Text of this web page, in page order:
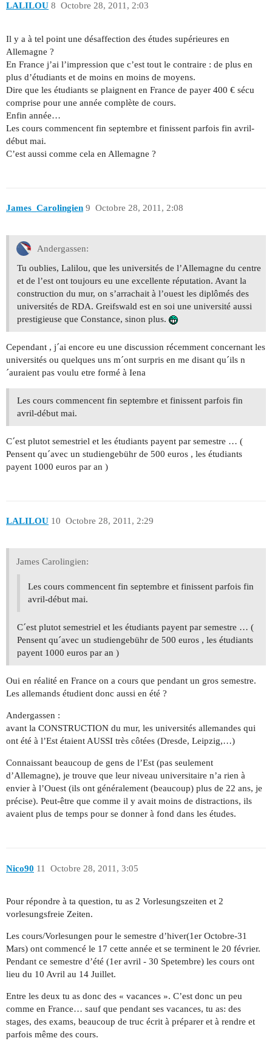
LALILOU Octobre 28, 2011, 2:03
8
Il y a à tel point une désaffection des études supérieures en
Allemagne ?
En France j’ai l’impression que c’est tout le contraire : de plus en
plus d’étudiants et de moins en moins de moyens.
Dire que les étudiants se plaignent en France de payer 400 € sécu
comprise pour une année complète de cours.
Enfin année…
Les cours commencent fin septembre et finissent parfois fin avril-
début mai.
C’est aussi comme cela en Allemagne ?
James_Carolingien Octobre 28, 2011, 2:08
9
Andergassen:
Tu oublies, Lalilou, que les universités de l’Allemagne du centre
et de l’est ont toujours eu une excellente réputation. Avant la
construction du mur, on s’arrachait à l’ouest les diplômés des
universités de RDA. Greifswald est en soi une université aussi
prestigieuse que Constance, sinon plus.
Cependant , j´ai encore eu une discussion récemment concernant les
universités ou quelques uns m´ont surpris en me disant qu´ils n
´auraient pas voulu etre formé à Iena
Les cours commencent fin septembre et finissent parfois fin
avril-début mai.
C´est plutot semestriel et les étudiants payent par semestre … (
Pensent qu´avec un studiengebühr de 500 euros , les étudiants
payent 1000 euros par an )
LALILOU Octobre 28, 2011, 2:29
10
James Carolingien:
Les cours commencent fin septembre et finissent parfois fin
avril-début mai.
C´est plutot semestriel et les étudiants payent par semestre … (
Pensent qu´avec un studiengebühr de 500 euros , les étudiants
payent 1000 euros par an )
Oui en réalité en France on a cours que pendant un gros semestre.
Les allemands étudient donc aussi en été ?
Andergassen :
avant la CONSTRUCTION du mur, les universités allemandes qui
ont été à l’Est étaient AUSSI très côtées (Dresde, Leipzig,…)
Connaissant beaucoup de gens de l’Est (pas seulement
d’Allemagne), je trouve que leur niveau universitaire n’a rien à
envier à l’Ouest (ils ont généralement (beaucoup) plus de 22 ans, je
précise). Peut-être que comme il y avait moins de distractions, ils
avaient plus de temps pour se donner à fond dans les études.
Nico90 Octobre 28, 2011, 3:05
11
Pour répondre à ta question, tu as 2 Vorlesungszeiten et 2
vorlesungsfreie Zeiten.
Les cours/Vorlesungen pour le semestre d’hiver(1er Octobre-31
Mars) ont commencé le 17 cette année et se terminent le 20 février.
Pendant ce semestre d’été (1er avril - 30 Spetembre) les cours ont
lieu du 10 Avril au 14 Juillet.
Entre les deux tu as donc des « vacances ». C’est donc un peu
comme en France… sauf que pendant ses vacances, tu as: des
stages, des exams, beaucoup de truc écrit à préparer et à rendre et
parfois même des cours.